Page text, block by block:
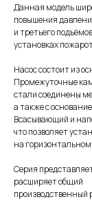
Данная модель
повышения
и третьего
установках
Насос состоит из
Промежуточные
стали соединены
а также с
Всасывающий и
что позволяет
на горизонтальном
Серия
расширяет общий
производственный